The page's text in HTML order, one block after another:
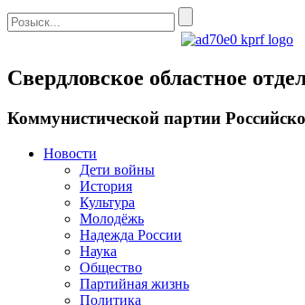
Свердловское областное
Коммунистической партии
Новости
Дети войны
История
Культура
Молодёжь
Надежда России
Наука
Общество
Партийная жизнь
Политика